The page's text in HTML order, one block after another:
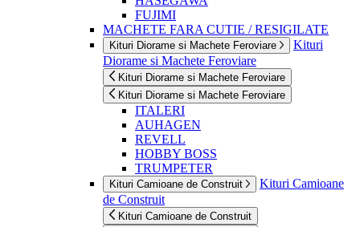
FUJIMI
MACHETE FARA CUTIE / RESIGILATE
Kituri Diorame si Machete Feroviare
Kituri
Diorame si Machete Feroviare
Kituri Diorame si Machete Feroviare
Kituri Diorame si Machete Feroviare
ITALERI
AUHAGEN
REVELL
HOBBY BOSS
TRUMPETER
Kituri Camioane de Construit
Kituri Camioane
de Construit
Kituri Camioane de Construit